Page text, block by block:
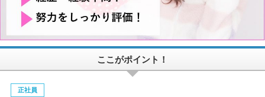
ここがポイント！
正社員